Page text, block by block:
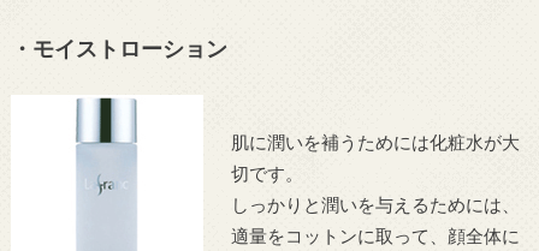
・モイストローション
肌に潤いを補うためには化粧水が大
切です。
しっかりと潤いを与えるためには、
適量をコットンに取って、顔全体に